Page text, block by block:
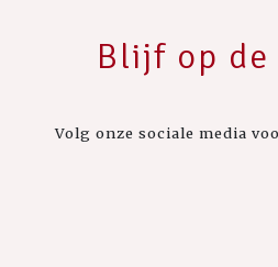
Blijf op de
Volg onze sociale media